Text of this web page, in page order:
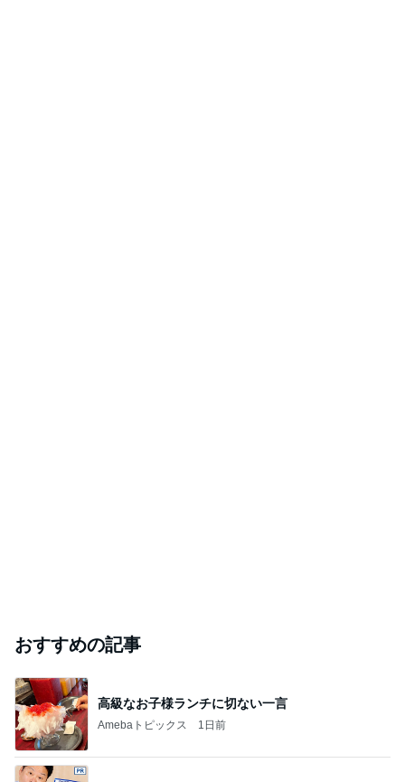
おすすめの記事
高級なお子様ランチに切ない一言
Amebaトピックス 1日前